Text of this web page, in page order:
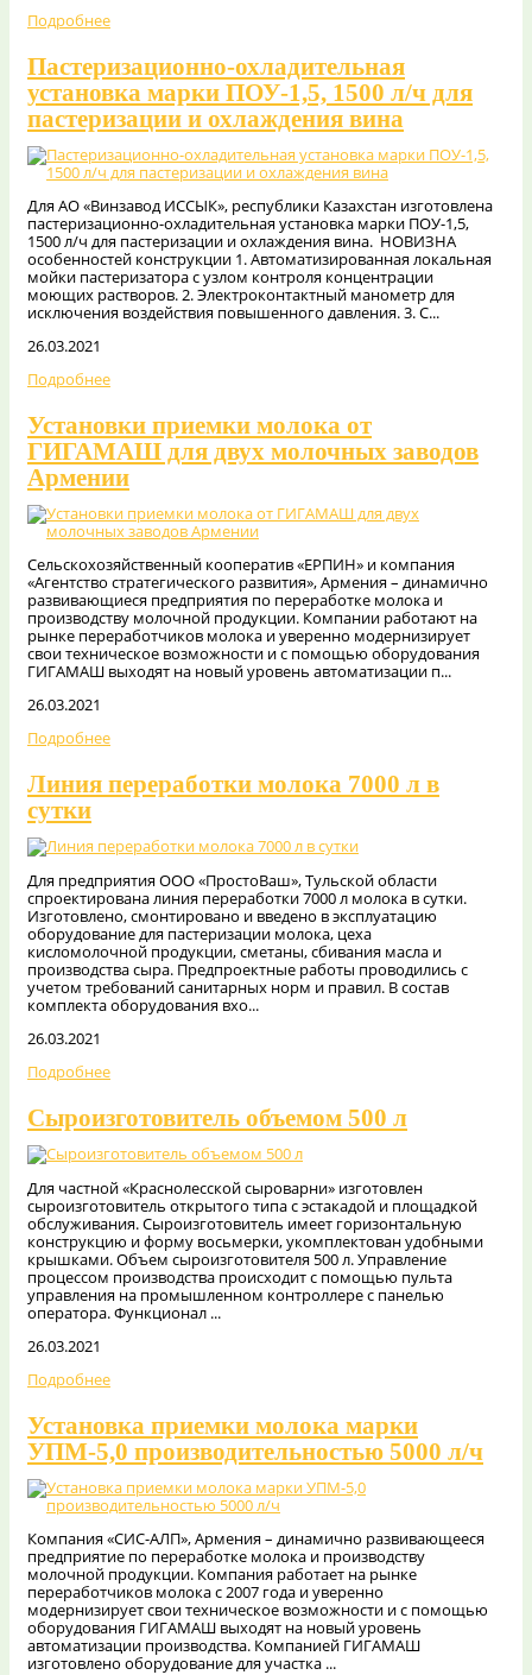
Подробнее
Пастеризационно-охладительная
установка марки ПОУ-1,5, 1500 л/ч для
пастеризации и охлаждения вина
Для АО «Винзавод ИССЫК», республики Казахстан изготовлена
пастеризационно-охладительная установка марки ПОУ-1,5,
1500 л/ч для пастеризации и охлаждения вина. НОВИЗНА
особенностей конструкции 1. Автоматизированная локальная
мойки пастеризатора с узлом контроля концентрации
моющих растворов. 2. Электроконтактный манометр для
исключения воздействия повышенного давления. 3. С...
26.03.2021
Подробнее
Установки приемки молока от
ГИГАМАШ для двух молочных заводов
Армении
Сельскохозяйственный кооператив «ЕРПИН» и компания
«Агентство стратегического развития», Армения – динамично
развивающиеся предприятия по переработке молока и
производству молочной продукции. Компании работают на
рынке переработчиков молока и уверенно модернизирует
свои техническое возможности и с помощью оборудования
ГИГАМАШ выходят на новый уровень автоматизации п...
26.03.2021
Подробнее
Линия переработки молока 7000 л в
сутки
Для предприятия ООО «ПростоВаш», Тульской области
спроектирована линия переработки 7000 л молока в сутки.
Изготовлено, смонтировано и введено в эксплуатацию
оборудование для пастеризации молока, цеха
кисломолочной продукции, сметаны, сбивания масла и
производства сыра. Предпроектные работы проводились с
учетом требований санитарных норм и правил. В состав
комплекта оборудования вхо...
26.03.2021
Подробнее
Cыроизготовитель объемом 500 л
Для частной «Краснолесской сыроварни» изготовлен
сыроизготовитель открытого типа с эстакадой и площадкой
обслуживания. Сыроизготовитель имеет горизонтальную
конструкцию и форму восьмерки, укомплектован удобными
крышками. Объем сыроизготовителя 500 л. Управление
процессом производства происходит с помощью пульта
управления на промышленном контроллере с панелью
оператора. Функционал ...
26.03.2021
Подробнее
Установка приемки молока марки
УПМ-5,0 производительностью 5000 л/ч
Компания «СИС-АЛП», Армения – динамично развивающееся
предприятие по переработке молока и производству
молочной продукции. Компания работает на рынке
переработчиков молока с 2007 года и уверенно
модернизирует свои техническое возможности и с помощью
оборудования ГИГАМАШ выходят на новый уровень
автоматизации производства. Компанией ГИГАМАШ
изготовлено оборудование для участка ...